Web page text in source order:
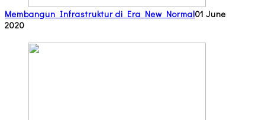
Membangun Infrastruktur di Era New Normal01 June
2020